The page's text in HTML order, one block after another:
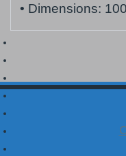
• Dimensions: